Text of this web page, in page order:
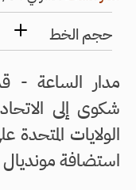
حجم الخط
مدار الساعة -
شكوى إلى
الولايات
استضافة مونديال 2026".